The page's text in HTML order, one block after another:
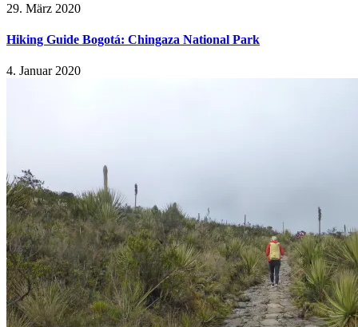
29. März 2020
Hiking Guide Bogotá: Chingaza National Park
4. Januar 2020